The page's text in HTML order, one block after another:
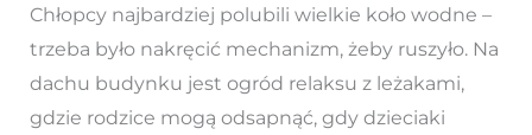
Chłopcy najbardziej polubili wielkie koło wodne –
trzeba było nakręcić mechanizm, żeby ruszyło. Na
dachu budynku jest ogród relaksu z leżakami,
gdzie rodzice mogą odsapnąć, gdy dzieciaki